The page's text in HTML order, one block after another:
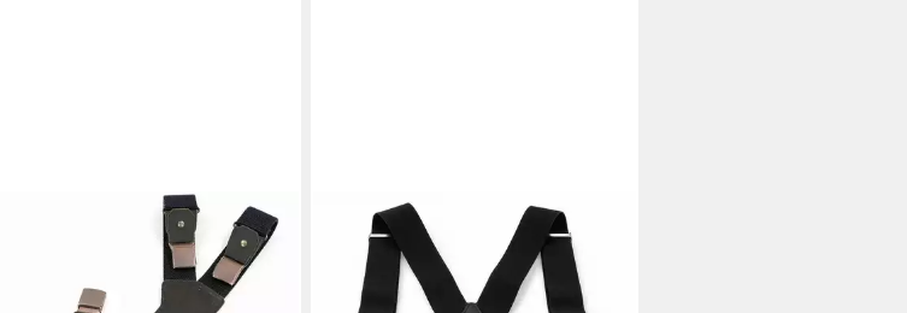
Hosenträger Hosenträger mit extra
Spezialhosenträger Oefele stretch
MIDGARD
Hosenträger X-Form mit 4 extra
starken Clips, 5 cm Breit, Einstellbar
& Elastisch Einheitsgröße für